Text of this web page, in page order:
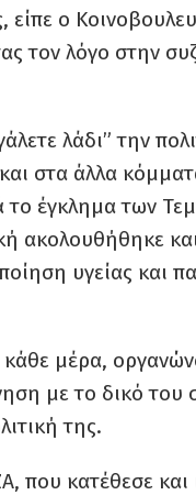
είπε ο
τον λόγο στην
λάδι” την
στα άλλα
έγκλημα των
ακολουθήθηκε
υγείας και
μέρα,
με το δικό του
της.
που κατέθεσε